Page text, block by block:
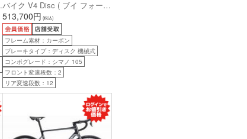
バイク V4 Disc ( ブイ フォー
ディスク ) 105 機械式 12sp
VDWH ( ホワイト ) 455S ( 身長
目安170cm前後 )
513,700円 (税込)
フレーム素材：カーボン
ブレーキタイプ：ディスク 機械式
コンポグレード：シマノ 105
フロント変速段数：2
リア変速段数：12